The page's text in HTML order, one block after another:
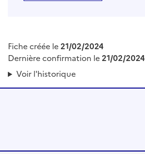
Fiche créée le21/02/2024
Dernière confirmation le21/02/2024
Voir l'historique